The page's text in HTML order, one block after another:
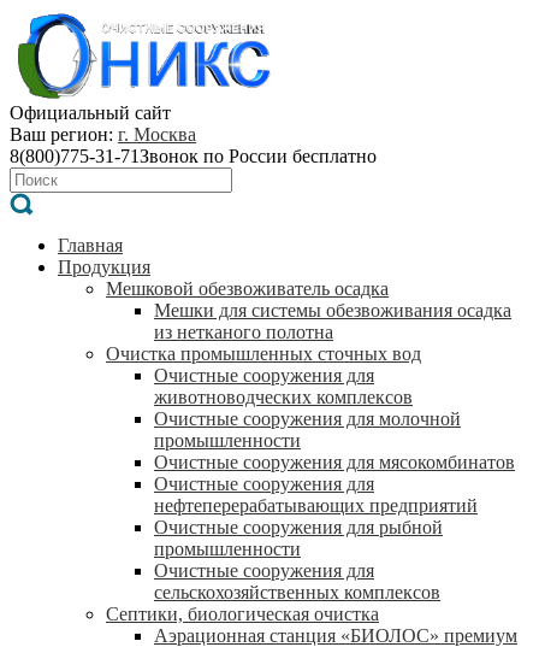
Официальный сайт
Ваш регион: г. Москва
8(800)775-31-71Звонок по России бесплатно
Главная
Продукция
Мешковой обезвоживатель осадка
Мешки для системы обезвоживания осадка
из нетканого полотна
Очистка промышленных сточных вод
Очистные сооружения для
животноводческих комплексов
Очистные сооружения для молочной
промышленности
Очистные сооружения для мясокомбинатов
Очистные сооружения для
нефтеперерабатывающих предприятий
Очистные сооружения для рыбной
промышленности
Очистные сооружения для
сельскохозяйственных комплексов
Септики, биологическая очистка
Аэрационная станция «БИОЛОС» премиум